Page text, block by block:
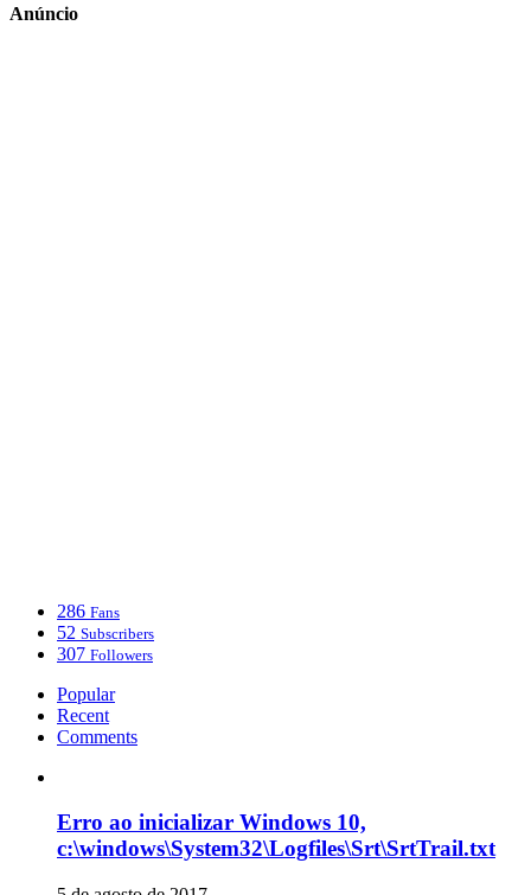
Anúncio
286 Fans
52 Subscribers
307 Followers
Popular
Recent
Comments
Erro ao inicializar Windows 10,
c:\windows\System32\Logfiles\Srt\SrtTrail.txt